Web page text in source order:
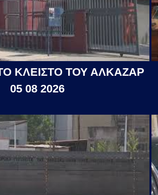
ΚΛΕΙΣΤΟ ΤΟΥ ΑΛΚΑΖΑΡ
05 08 2026